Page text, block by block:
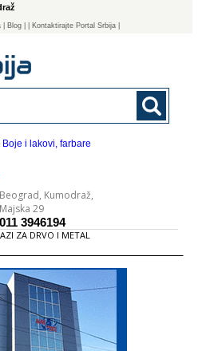
Blog | Kontaktirajte Portal Srbija |
Boje i lakovi, farbare
Beograd, Kumodraž,
Majska 29
011 3946194
ZA DRVO I METAL